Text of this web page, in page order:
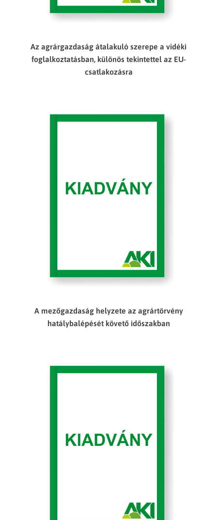
Az agrárgazdaság átalakuló szerepe a vidéki
foglalkoztatásban, különös tekintettel az EU-
csatlakozásra
A mezőgazdaság helyzete az agrártörvény
hatálybalépését követő időszakban